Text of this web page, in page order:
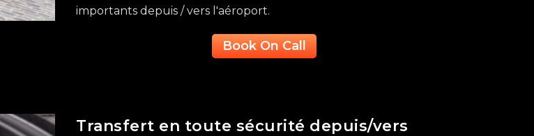
importants depuis / vers l'aéroport.
Book On Call
Transfert en toute sécurité depuis/vers